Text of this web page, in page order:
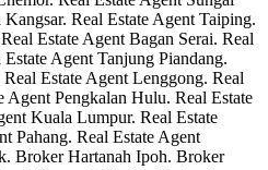
Real Estate Agent Taiping.
Estate Agent Bagan Serai. Real
Agent Tanjung Piandang.
Estate Agent Lenggong. Real
Agent Pengkalan Hulu. Real Estate
Kuala Lumpur. Real Estate
Pahang. Real Estate Agent
Broker Hartanah Ipoh. Broker